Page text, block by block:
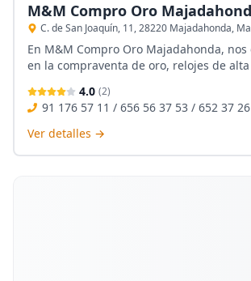
M&M Compro Oro
C. de San Joaquín, 11, 28220 Majadahonda,
En M&M Compro Oro Majadahonda, nos
en la compraventa de oro, relojes de
servicio profesional y personalizado,
máxima transparencia y confianza en
Nuestro compromiso es brindarte un
4.0 (2)
91 176 57 11 / 656 56 37 53 / 652 37
Ver detalles →